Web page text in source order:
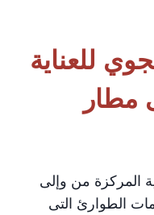
للعناية
مطار
المركزة من وإلى
الطوارئ التى